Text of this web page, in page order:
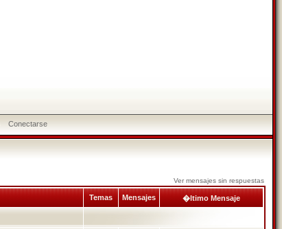
Conectarse
Ver mensajes sin respuestas
Temas Mensajes �ltimo Mensaje